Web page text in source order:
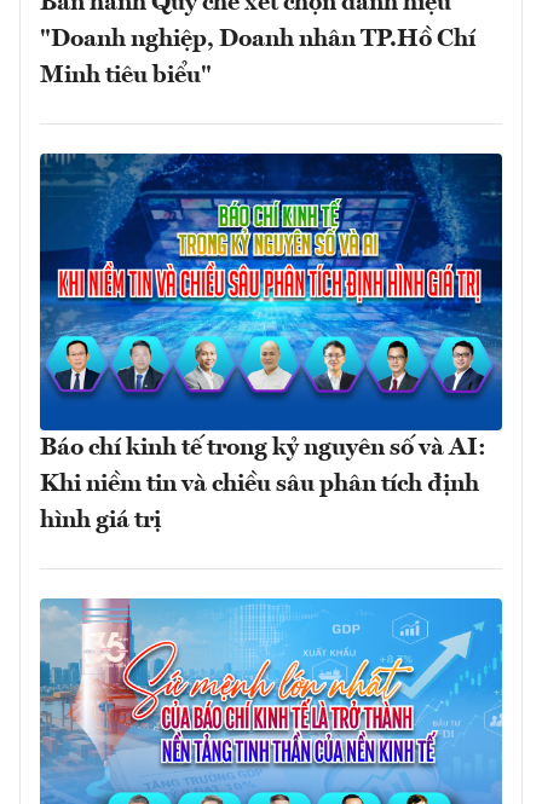
"Doanh nghiệp, Doanh nhân TP.Hồ Chí
Minh tiêu biểu"
Báo chí kinh tế trong kỷ nguyên số và AI:
Khi niềm tin và chiều sâu phân tích định
hình giá trị